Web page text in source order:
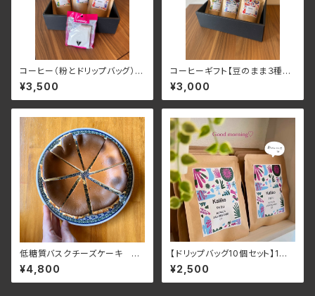
コーヒー（粉とドリップバッグ）ギ
フト
¥3,500
コーヒーギフト【豆のまま３種セ
ット】
¥3,000
低糖質バスクチーズケーキ た
っぷり6号サイズ
¥4,800
【ドリップバッグ10個セット】1袋1
3g も入ってお得なセット
¥2,500